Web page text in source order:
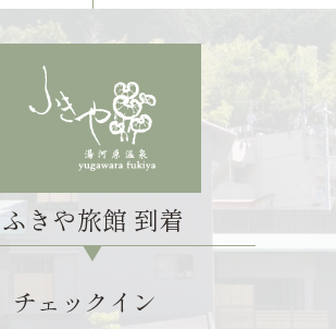
ふきや旅館 到着
チェックイン